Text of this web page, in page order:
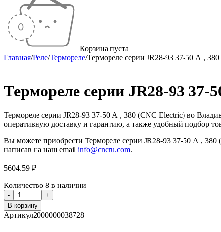
Корзина пуста
Главная/Реле/Термореле/Термореле серии JR28-93 37-50 А ,
Термореле серии JR28-93 37-
Термореле серии JR28-93 37-50 А , 380 (CNC Electric) во
оперативную доставку и гарантию, а также удобный подбор
Вы можете приобрести Термореле серии JR28-93 37-50 А , 380
написав на наш email info@cncru.com.
5604.59 ₽
Количество 8 в наличии
Количество
товара
Термореле
серии
В корзину
Артикул2000000038728